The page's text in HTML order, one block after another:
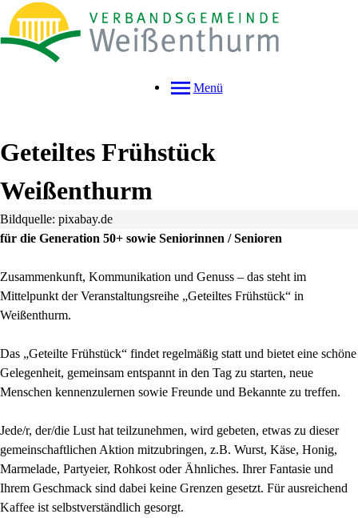
Menü
Geteiltes Frühstück
Weißenthurm
Bildquelle: pixabay.de
für die Generation 50+ sowie Seniorinnen / Senioren
Zusammenkunft, Kommunikation und Genuss – das steht im
Mittelpunkt der Veranstaltungsreihe „Geteiltes Frühstück“ in
Weißenthurm.
Das „Geteilte Frühstück“ findet regelmäßig statt und bietet eine schöne
Gelegenheit, gemeinsam entspannt in den Tag zu starten, neue
Menschen kennenzulernen sowie Freunde und Bekannte zu treffen.
Jede/r, der/die Lust hat teilzunehmen, wird gebeten, etwas zu dieser
gemeinschaftlichen Aktion mitzubringen, z.B. Wurst, Käse, Honig,
Marmelade, Partyeier, Rohkost oder Ähnliches. Ihrer Fantasie und
Ihrem Geschmack sind dabei keine Grenzen gesetzt. Für ausreichend
Kaffee ist selbstverständlich gesorgt.